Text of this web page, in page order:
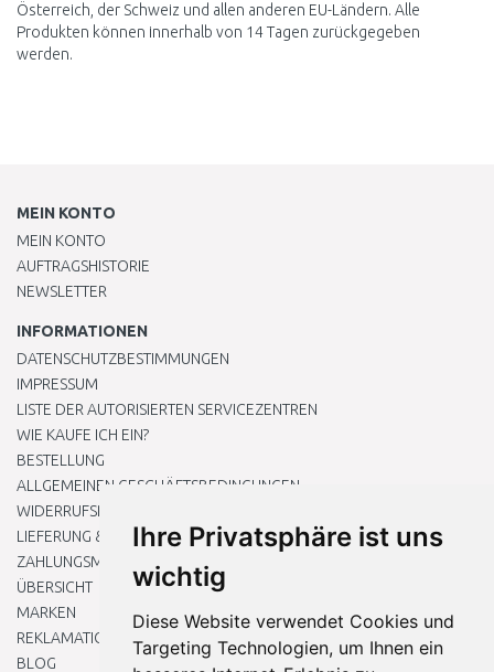
Ihre Privatsphäre ist uns
wichtig
Diese Website verwendet Cookies und
Targeting Technologien, um Ihnen ein
Österreich, der Schweiz und allen anderen EU-Ländern. Alle
Produkten können innerhalb von 14 Tagen zurückgegeben
werden.
MEIN KONTO
MEIN KONTO
AUFTRAGSHISTORIE
NEWSLETTER
INFORMATIONEN
DATENSCHUTZBESTIMMUNGEN
IMPRESSUM
LISTE DER AUTORISIERTEN SERVICEZENTREN
WIE KAUFE ICH EIN?
BESTELLUNG
ALLGEMEINEN GESCHÄFTSBEDINGUNGEN
WIDERRUFSRECHT
LIEFERUNG & ZAHLUNG
ZAHLUNGSMETHODEN
ÜBERSICHT
MARKEN
REKLAMATIONEN UND RETOUREN
BLOG